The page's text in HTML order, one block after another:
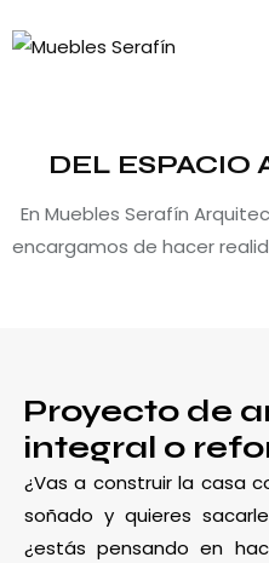
DEL ESPACIO
En Muebles Serafín
encargamos de hacer
Proyecto de
integral o
¿Vas a construir la casa
soñado y quieres
¿estás pensando en